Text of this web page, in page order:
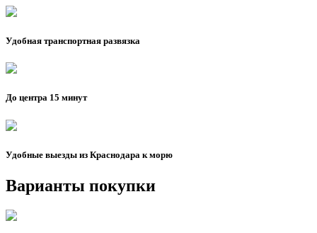
Удобная транспортная развязка
До центра 15 минут
Удобные выезды из Краснодара к морю
Варианты покупки